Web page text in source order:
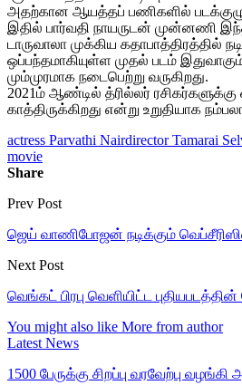
அதற்கான ஆயத்தப் பணிகளில் படக்குழு
இதில் பார்வதி நாயருடன் முன்னணி
டாருவாலா முக்கிய கதாபாத்திரத்தில்
ஒப்பந்தமாகியுள்ள முதல் படம்
மும்முரமாக நடைபெற்று வருகிறது.
2021ம் ஆண்டில் த்ரில்லர் ரசிகர்களுக்கு
காத்திருக்கிறது என்று உறுதியாக
actress Parvathi Nairdirector Tamarai
movie
Share
Prev Post
ஜெய் வாணிபோஜன் நடிக்கும்
Next Post
வெங்கட் பிரபு வெளியிட்ட
You might also like More from author
Latest News
1500 பேருக்கு சிறப்பு வரவேற்பு